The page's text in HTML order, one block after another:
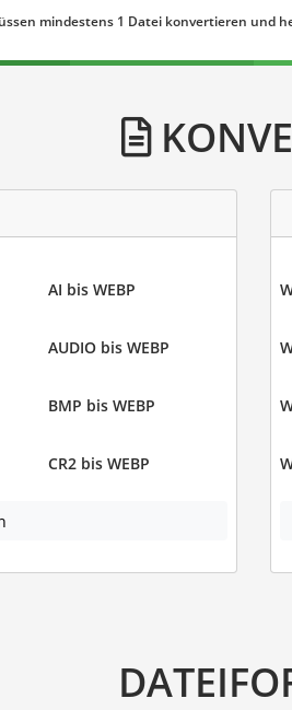
mindestens 1 Datei konvertieren und
AI bis WEBP
AUDIO bis WEBP
BMP bis WEBP
CR2 bis WEBP